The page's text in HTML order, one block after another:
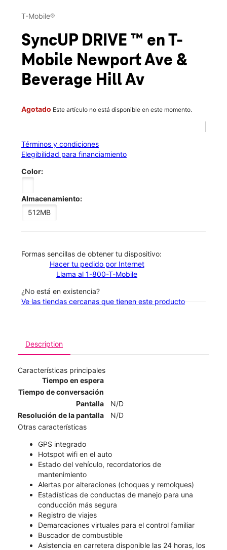
Mié.:10:00 a.m. a 8:00 p.m.
7a Newport Avenue Suite B-2 Pawtucket, RI 02861
T-Mobile®
SyncUP DRIVE ™ en T-
Mobile Newport Ave &
Beverage Hill Av
Agotado Este artículo no está disponible en este momento.
Términos y condiciones
Elegibilidad para financiamiento
Color:
Almacenamiento:
512MB
​​​​​​​Formas sencillas de obtener tu dispositivo:
Hacer tu pedido por Internet
Llama al 1-800-T-Mobile
¿No está en existencia?
Ve las tiendas cercanas que tienen este producto
Description
Características principales
Tiempo en espera
Tiempo de conversación
Pantalla
N/D
Resolución de la pantalla
N/D
Otras características
GPS integrado
Hotspot wifi en el auto
Estado del vehículo, recordatorios de
mantenimiento
Alertas por alteraciones (choques y remolques)
Estadísticas de conductas de manejo para una
conducción más segura
Registro de viajes
Demarcaciones virtuales para el control familiar
Buscador de combustible
Asistencia en carretera disponible las 24 horas, los